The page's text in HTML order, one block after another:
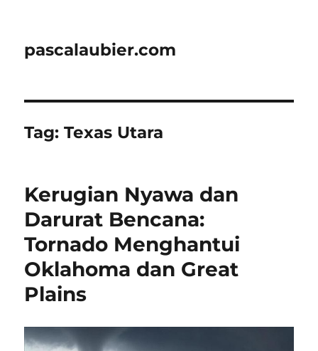
pascalaubier.com
Tag:Texas Utara
Kerugian Nyawa dan
Darurat Bencana:
Tornado Menghantui
Oklahoma dan Great
Plains